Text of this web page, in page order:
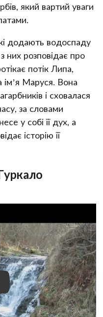
який вартий уваги
додають водоспаду
розповідає про
потік Липа,
ім’я Маруся. Вона
і сховалася
за словами
у собі її дух, а
історію її